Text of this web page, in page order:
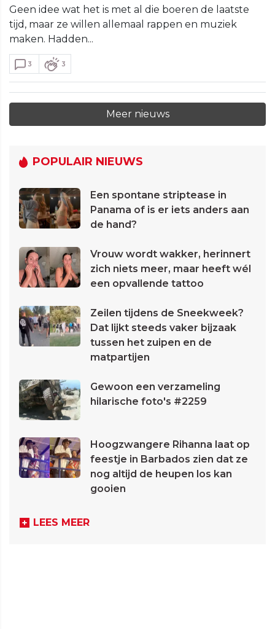
Geen idee wat het is met al die boeren de laatste
tijd, maar ze willen allemaal rappen en muziek
maken. Hadden...
3 3
Meer nieuws
POPULAIR NIEUWS
Een spontane striptease in
Panama of is er iets anders aan
de hand?
Vrouw wordt wakker, herinnert
zich niets meer, maar heeft wél
een opvallende tattoo
Zeilen tijdens de Sneekweek?
Dat lijkt steeds vaker bijzaak
tussen het zuipen en de
matpartijen
Gewoon een verzameling
hilarische foto's #2259
Hoogzwangere Rihanna laat op
feestje in Barbados zien dat ze
nog altijd de heupen los kan
gooien
LEES MEER